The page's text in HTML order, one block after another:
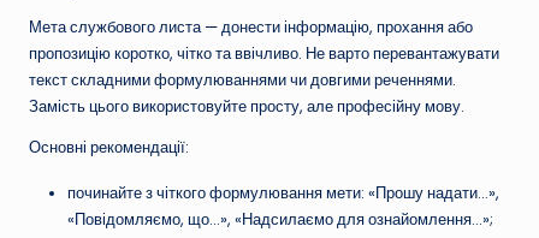
Мета службового листа — донести інформацію, прохання або
пропозицію коротко, чітко та ввічливо. Не варто перевантажувати
текст складними формулюваннями чи довгими реченнями.
Замість цього використовуйте просту, але професійну мову.
Основні рекомендації:
починайте з чіткого формулювання мети: «Прошу надати…»,
«Повідомляємо, що…», «Надсилаємо для ознайомлення…»;